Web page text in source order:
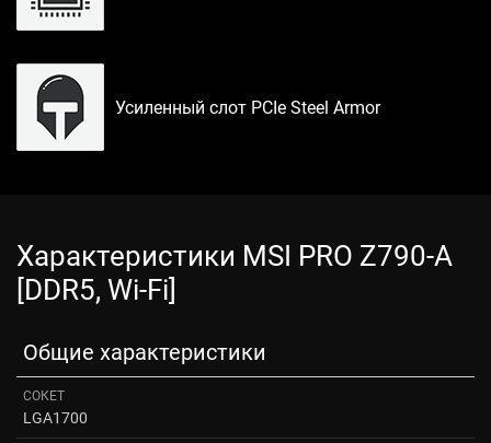
Усиленный слот PCIe Steel Armor
Характеристики MSI PRO Z790-A
[DDR5, Wi-Fi]
Общие характеристики
СОКЕТ
LGA1700